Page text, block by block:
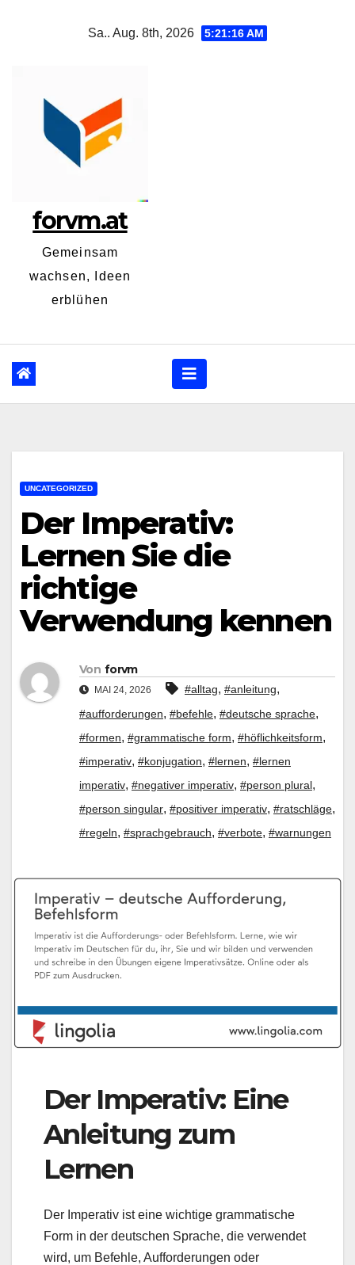
Sa.. Aug. 8th, 2026 5:21:17 AM
forvm.at
Gemeinsam
wachsen, Ideen
erblühen
UNCATEGORIZED
Der Imperativ:
Lernen Sie die
richtige
Verwendung kennen
Von forvm
MAI 24, 2026 #alltag, #anleitung,
#aufforderungen, #befehle, #deutsche sprache,
#formen, #grammatische form, #höflichkeitsform,
#imperativ, #konjugation, #lernen, #lernen
imperativ, #negativer imperativ, #person plural,
#person singular, #positiver imperativ, #ratschläge,
#regeln, #sprachgebrauch, #verbote, #warnungen
Der Imperativ: Eine
Anleitung zum
Lernen
Der Imperativ ist eine wichtige grammatische
Form in der deutschen Sprache, die verwendet
wird, um Befehle, Aufforderungen oder